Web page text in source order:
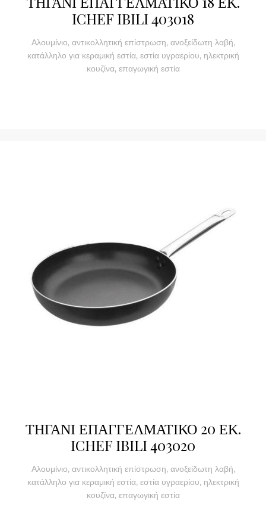
ICHEF IBILI 403018
Αλουμίνιο, αντικολλητική επίστρωση, ανοξείδωτη λαβή,
κατάλληλο για κεραμική εστία, εστία υγραερίου, ηλεκτρική
κουζίνα, επαγωγική εστία
ΤΗΓΑΝΙ ΕΠΑΓΓΕΛΜΑΤΙΚΟ 20 ΕΚ.
ICHEF IBILI 403020
Αλουμίνιο, αντικολλητική επίστρωση, ανοξείδωτη λαβή,
κατάλληλο για κεραμική εστία, εστία υγραερίου, ηλεκτρική
κουζίνα, επαγωγική εστία